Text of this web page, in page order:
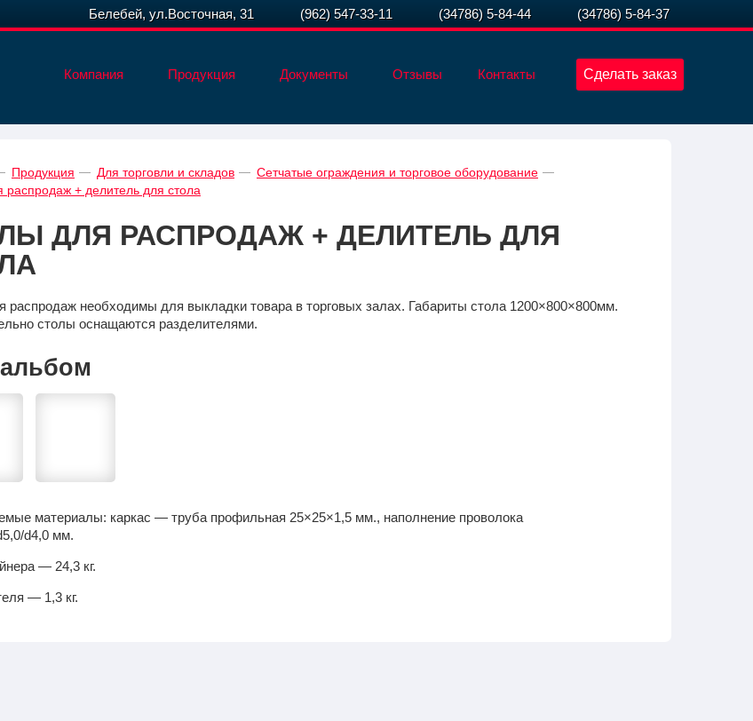
Компания Продукция Документы Отзывы Контакты Сделать заказ
Белебей, ул.Восточная, 31 (962) 547-33-11 (34786) 5-84-44 (34786) 5-84-37
Продукция Для торговли и складов
Сетчатые ограждения и торговое оборудование
распродаж + делитель для стола
ДЛЯ РАСПРОДАЖ + ДЕЛИТЕЛЬ ДЛЯ
распродаж необходимы для выкладки товара в торговых залах. Габариты стола 1200×800×800мм.
столы оснащаются разделителями.
материалы: каркас — труба профильная 25×25×1,5 мм., наполнение проволока
d4,0 мм.
— 24,3 кг.
— 1,3 кг.